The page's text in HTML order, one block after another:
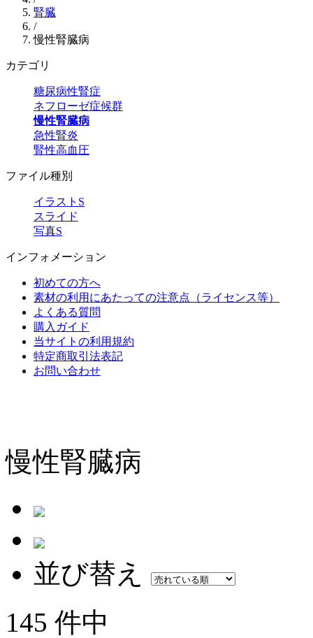
腎臓
/
慢性腎臓病
カテゴリ
糖尿病性腎症
ネフローゼ症候群
慢性腎臓病
急性腎炎
腎性高血圧
ファイル種別
イラストS
スライド
写真S
インフォメーション
初めての方へ
素材の利用にあたっての注意点（ライセンス等）
よくある質問
購入ガイド
当サイトの利用規約
特定商取引法表記
お問い合わせ
慢性腎臓病
並び替え
145 件中